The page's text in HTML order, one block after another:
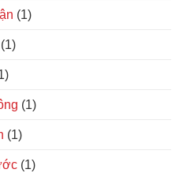
(1)
(1)
(1)
(1)
(1)